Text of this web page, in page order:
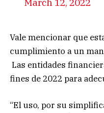
Vale mencionar que
cumplimiento a un
Las entidades
fines de 2022 para
“El uso, por su